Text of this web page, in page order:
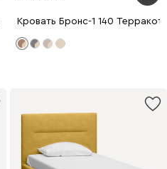
Кровать Бронс-1 140